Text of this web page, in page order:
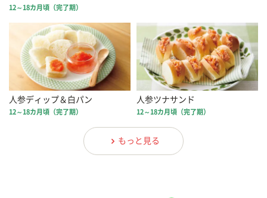
12～18カ月頃（完了期）
人参ディップ＆白パン
12～18カ月頃（完了期）
人参ツナサンド
12～18カ月頃（完了期）
もっと見る